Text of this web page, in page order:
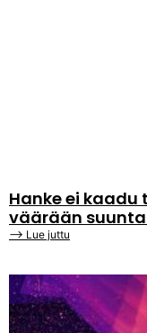
Hanke ei kaadu
väärään
⟶ Lue juttu